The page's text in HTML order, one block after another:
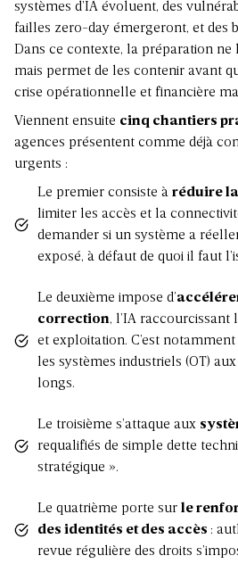
systèmes d’IA évoluent, des
failles zero-day émergeront, et des
Dans ce contexte, la préparation ne
mais permet de les contenir avant
crise opérationnelle et financière
Viennent ensuite cinq chantiers
agences présentent comme déjà
urgents :
Le premier consiste à réduire
limiter les accès et la
demander si un système a
exposé, à défaut de quoi il faut
Le deuxième impose d’
correction, l’IA raccourcissant
et exploitation. C’est
les systèmes industriels (OT)
longs.
Le troisième s’attaque aux
requalifiés de simple dette
stratégique ».
Le quatrième porte sur le
des identités et des accès :
revue régulière des droits